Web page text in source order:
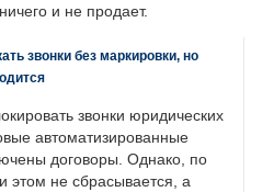
и не продает.
звонки без маркировки, но
звонки юридических
автоматизированные
договоры. Однако, по
этом не сбрасывается, а